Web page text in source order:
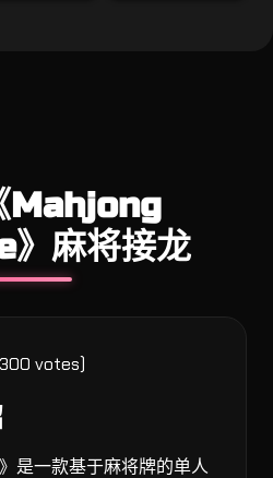
Mahjong
麻将接龙
votes)
是一款基于麻将牌的单人